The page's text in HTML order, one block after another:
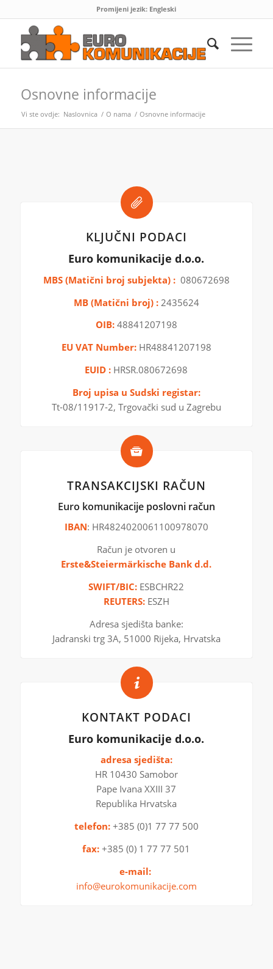
Promijeni jezik: Engleski
Osnovne informacije
Vi ste ovdje: Naslovnica / O nama / Osnovne informacije
KLJUČNI PODACI
Euro komunikacije d.o.o.
MBS (Matični broj subjekta) : 080672698
MB (Matični broj) : 2435624
OIB: 48841207198
EU VAT Number: HR48841207198
EUID : HRSR.080672698
Broj upisa u Sudski registar:
Tt-08/11917-2, Trgovački sud u Zagrebu
TRANSAKCIJSKI RAČUN
Euro komunikacije poslovni račun
IBAN: HR4824020061100978070
Račun je otvoren u
Erste&Steiermärkische Bank d.d.
SWIFT/BIC: ESBCHR22
REUTERS:ESZH
Adresa sjedišta banke:
Jadranski trg 3A, 51000 Rijeka, Hrvatska
KONTAKT PODACI
Euro komunikacije d.o.o.
adresa sjedišta:
HR 10430 Samobor
Pape Ivana XXIII 37
Republika Hrvatska
telefon: +385 (0)1 77 77 500
fax:+385 (0) 1 77 77 501
e-mail:
info@eurokomunikacije.com